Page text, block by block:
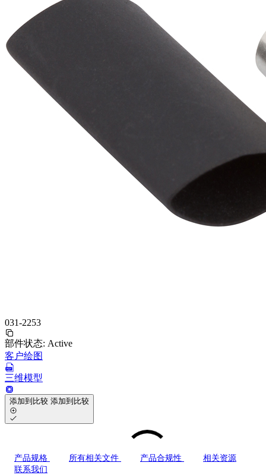
031-2253
部件状态: Active
客户绘图
三维模型
添加到比较 添加到比较
产品规格 所有相关文件 产品合规性
相关资源
联系我们